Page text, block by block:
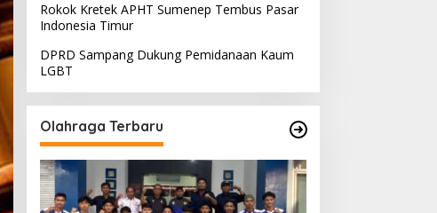
Rokok Kretek APHT Sumenep Tembus Pasar
Indonesia Timur
DPRD Sampang Dukung Pemidanaan Kaum
LGBT
Olahraga Terbaru